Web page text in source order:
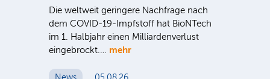
Die weltweit geringere Nachfrage nach
dem COVID-19-Impfstoff hat BioNTech
im 1. Halbjahr einen Milliardenverlust
eingebrockt.… mehr